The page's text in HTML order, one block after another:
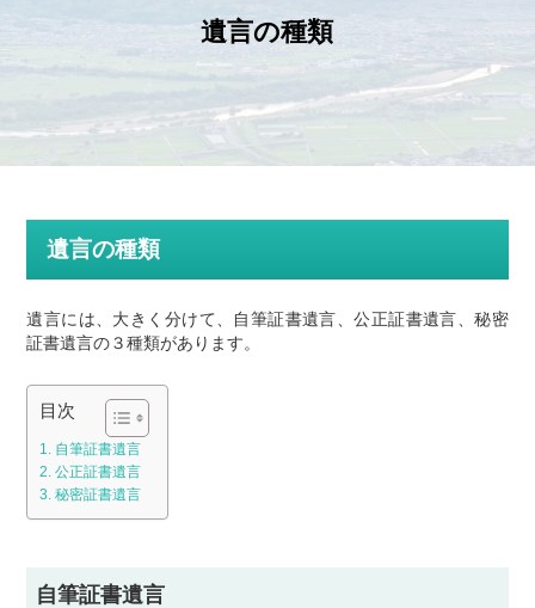
遺言の種類
遺言の種類
遺言には、大きく分けて、自筆証書遺言、公正証書遺言、秘密
証書遺言の３種類があります。
目次
自筆証書遺言
公正証書遺言
秘密証書遺言
自筆証書遺言